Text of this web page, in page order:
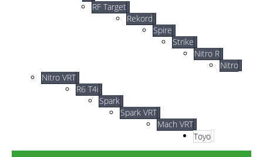
RF Target
Rekord
Spire
Strike
Nitro R
Nitro
Nitro VRT
R6 T4i
Spark
Spark VRT
Mach VRT
Toyo